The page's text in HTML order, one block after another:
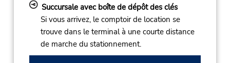
Succursale avec boîte de dépôt des clés
Si vous arrivez, le comptoir de location se
trouve dans le terminal à une courte distance
de marche du stationnement.